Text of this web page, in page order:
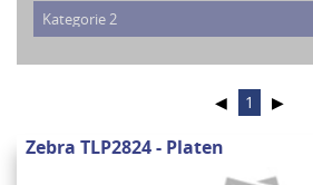
◀ 1 ▶
Zebra TLP2824 - Platen